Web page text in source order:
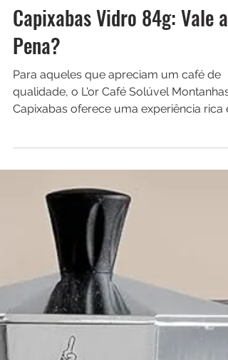
Cafeteira Tech
L'or Café Solúvel Montanhas
Capixabas Vidro 84g: Vale a
Pena?
qualidade, o L'or Café Solúvel Montanhas
Capixabas oferece uma experiência rica e
envolvente.